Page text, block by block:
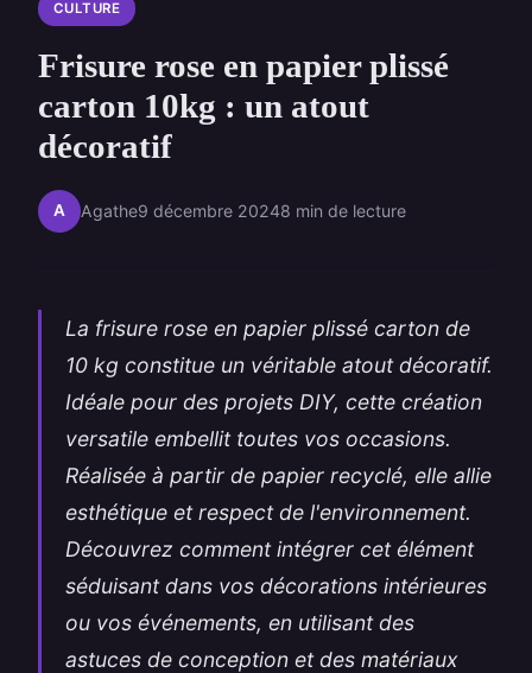
CULTURE
Frisure rose en papier plissé
carton 10kg : un atout
décoratif
A Agathe9 décembre 20248 min de lecture
La frisure rose en papier plissé carton de
10 kg constitue un véritable atout décoratif.
Idéale pour des projets DIY, cette création
versatile embellit toutes vos occasions.
Réalisée à partir de papier recyclé, elle allie
esthétique et respect de l'environnement.
Découvrez comment intégrer cet élément
séduisant dans vos décorations intérieures
ou vos événements, en utilisant des
astuces de conception et des matériaux